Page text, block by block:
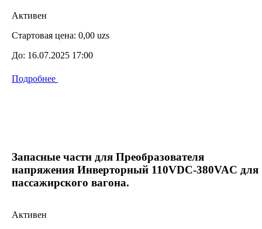
Активен
Стартовая цена: 0,00 uzs
До: 16.07.2025 17:00
Подробнее
Запасные части для Преобразователя
напряжения Инверторный 110VDC-380VAC для
пассажирского вагона.
Активен